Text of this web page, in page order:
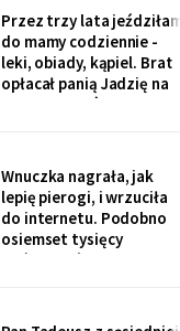
przyszedł SMS: „Podasz
im obiad? Wrócimy
głodni".
Przez trzy lata jeździłam
do mamy codziennie -
leki, obiady, kąpiel. Brat
opłacał panią Jadzię na
kilka poranków w
rozliczenie: „twoja
połowa za opiekunkę,
osiem tysięcy. Mama by
tak chciała".
Wnuczka nagrała, jak
lepię pierogi, i wrzuciła
do internetu. Podobno
osiemset tysięcy
wyświetleń - ludzie z
babcie. Córka obejrzała